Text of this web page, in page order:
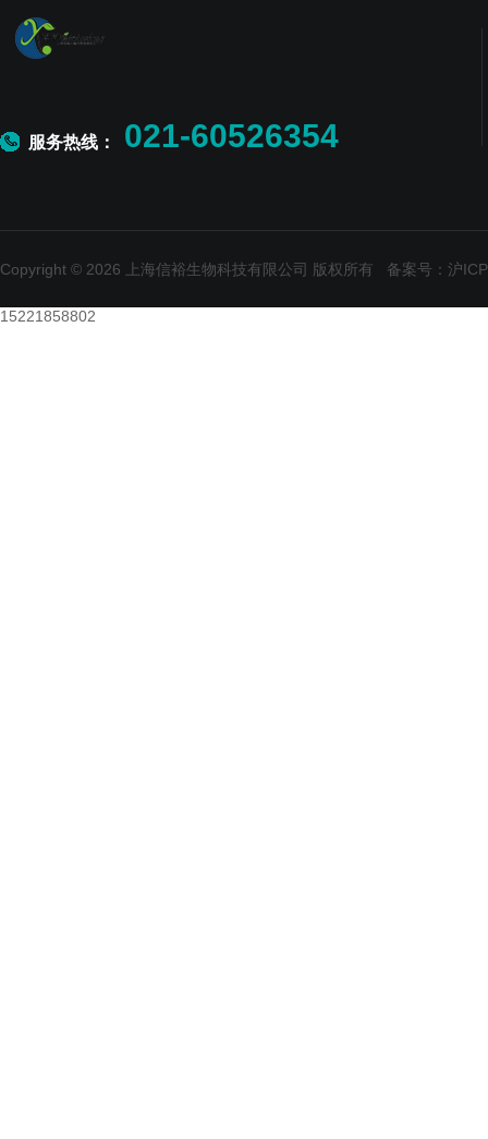
服务热线： 021-60526354
Copyright © 2026 上海信裕生物科技有限公司 版权所有 备案号：沪
15221858802